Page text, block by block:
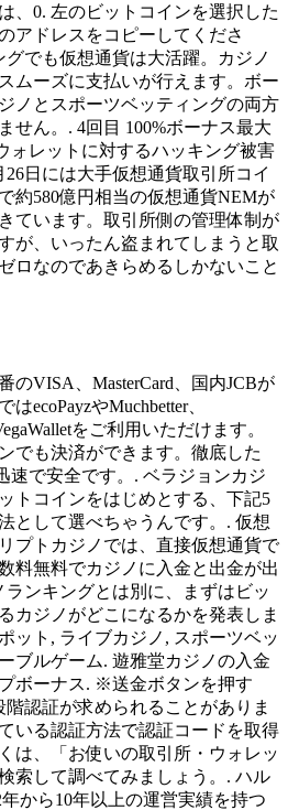
、0. 左のビットコインを選択した
アドレスをコピーしてくださ
でも仮想通貨は大活躍。カジノ
ムーズに支払いが行えます。ボー
ノとスポーツベッティングの両方
せん。. 4回目 100%ボーナス最大
ォレットに対するハッキング被害
日には大手仮想通貨取引所コイ
約580億円相当の仮想通貨NEMが
ています。取引所側の管理体制が
が、いったん盗まれてしまうと取
ロなのであきらめるしかないこと
のVISA、MasterCard、国内JCBが
ecoPayzやMuchbetter、
をご利用いただけます。
でも決済ができます。徹底した
速で安全です。. ベラジョンカジ
トコインをはじめとする、下記5
として選べちゃうんです。. 仮想
プトカジノでは、直接仮想通貨で
料無料でカジノに入金と出金が出
ンキングとは別に、まずはビッ
カジノがどこになるかを発表しま
ット, ライブカジノ, スポーツベッ
ブルゲーム. 遊雅堂カジノの入金
ボーナス. ※送金ボタンを押す
認証が求められることがありま
いる認証方法で認証コードを取得
は、「お使いの取引所・ウォレッ
索して調べてみましょう。. ハル
年から10年以上の運営実績を持つ